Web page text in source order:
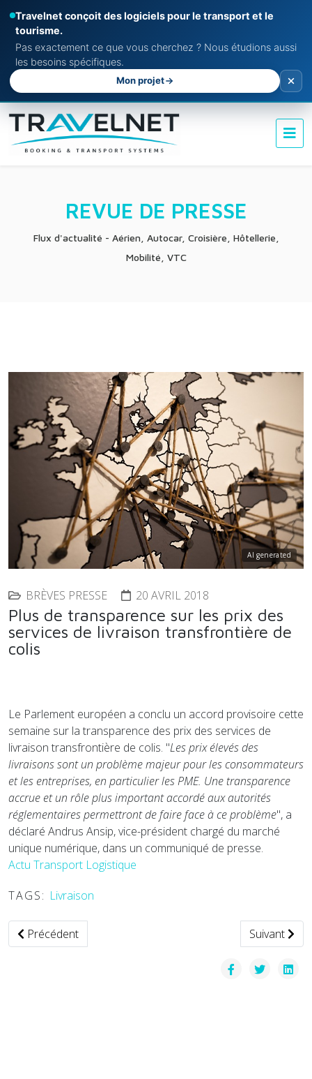
Travelnet conçoit des logiciels pour le transport et le
tourisme.
Pas exactement ce que vous cherchez ? Nous étudions aussi
les besoins spécifiques.
Mon projet
REVUE DE PRESSE
Flux d'actualité - Aérien, Autocar, Croisière, Hôtellerie,
Mobilité, VTC
AI generated
BRÈVES PRESSE 20 AVRIL 2018
Plus de transparence sur les prix des
services de livraison transfrontière de
colis
Le Parlement européen a conclu un accord provisoire cette
semaine sur la transparence des prix des services de
livraison transfrontière de colis. "Les prix élevés des
livraisons sont un problème majeur pour les consommateurs
et les entreprises, en particulier les PME. Une transparence
accrue et un rôle plus important accordé aux autorités
réglementaires permettront de faire face à ce problème", a
déclaré Andrus Ansip, vice-président chargé du marché
unique numérique, dans un communiqué de presse.
Actu Transport Logistique
TAGS: Livraison
Article précédent : La navette de l'aéroport de Beauvais
Précédent Article
Suivant